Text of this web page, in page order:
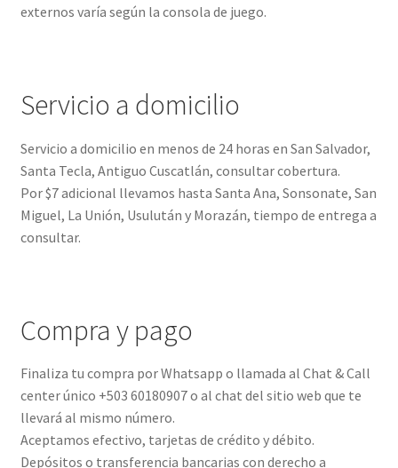
externos varía según la consola de juego.
Servicio a domicilio
Servicio a domicilio en menos de 24 horas en San Salvador,
Santa Tecla, Antiguo Cuscatlán, consultar cobertura.
Por $7 adicional llevamos hasta Santa Ana, Sonsonate, San
Miguel, La Unión, Usulután y Morazán, tiempo de entrega a
consultar.
Compra y pago
Finaliza tu compra por Whatsapp o llamada al Chat & Call
center único +503 60180907 o al chat del sitio web que te
llevará al mismo número.
Aceptamos efectivo, tarjetas de crédito y débito.
Depósitos o transferencia bancarias con derecho a